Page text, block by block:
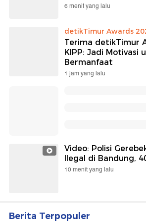
6 menit yang lalu
detikTimur Awards
Terima detikTimur
KIPP: Jadi Motivasi
Bermanfaat
1 jam yang lalu
Video: Polisi
Ilegal di Bandung,
10 menit yang lalu
Berita Terpopuler